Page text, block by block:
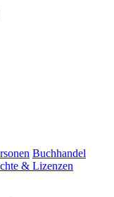
Buchhandel
& Lizenzen